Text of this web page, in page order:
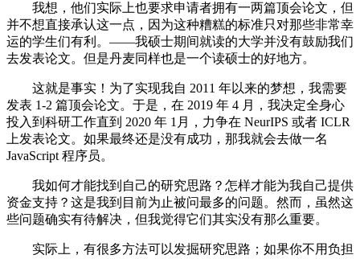
我想，他们实际上也要求申请者拥有一两篇顶会论文，但
并不想直接承认这一点，因为这种糟糕的标准只对那些非常幸
运的学生们有利。——我硕士期间就读的大学并没有鼓励我们
去发表论文。但是丹麦同样也是一个读硕士的好地方。
这就是事实！为了实现我自 2011 年以来的梦想，我需要
发表 1-2 篇顶会论文。于是，在 2019 年 4 月，我决定全身心
投入到科研工作直到 2020 年 1月，力争在 NeurIPS 或者 ICLR
上发表论文。如果最终还是没有成功，那我就会去做一名
JavaScript 程序员。
我如何才能找到自己的研究思路？怎样才能为我自己提供
资金支持？这是我到目前为止被问最多的问题。然而，虽然这
些问题确实有待解决，但我觉得它们其实没有那么重要。
实际上，有很多方法可以发掘研究思路；如果你不用负担